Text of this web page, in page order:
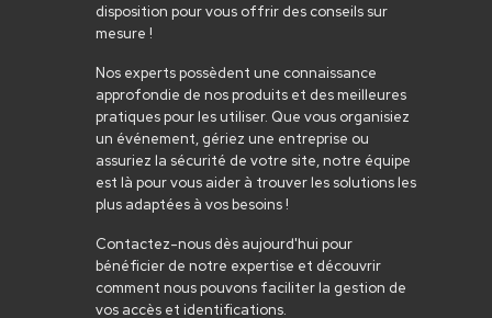
disposition pour vous offrir des conseils sur
mesure !
Nos experts possèdent une connaissance
approfondie de nos produits et des meilleures
pratiques pour les utiliser. Que vous organisiez
un événement, gériez une entreprise ou
assuriez la sécurité de votre site, notre équipe
est là pour vous aider à trouver les solutions les
plus adaptées à vos besoins !
Contactez-nous dès aujourd'hui pour
bénéficier de notre expertise et découvrir
comment nous pouvons faciliter la gestion de
vos accès et identifications.